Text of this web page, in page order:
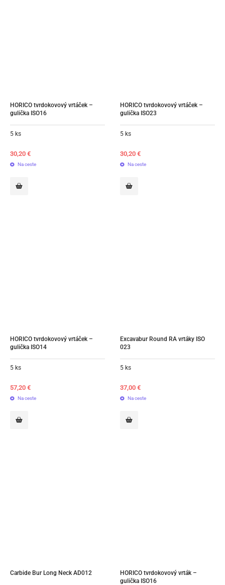
HORICO tvrdokovový vrtáček –
gulička ISO16
5 ks
30,20 €
Na ceste
HORICO tvrdokovový vrtáček –
gulička ISO23
5 ks
30,20 €
Na ceste
HORICO tvrdokovový vrtáček –
gulička ISO14
5 ks
57,20 €
Na ceste
Excavabur Round RA vrtáky ISO
023
5 ks
37,00 €
Na ceste
Carbide Bur Long Neck AD012
HORICO tvrdokovový vrták –
gulička ISO16